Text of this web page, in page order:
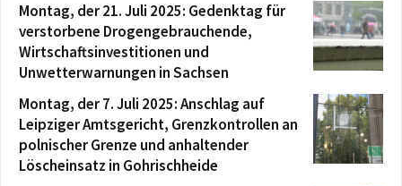
Montag, der 21. Juli 2025: Gedenktag für
verstorbene Drogengebrauchende,
Wirtschaftsinvestitionen und
Unwetterwarnungen in Sachsen
Montag, der 7. Juli 2025: Anschlag auf
Leipziger Amtsgericht, Grenzkontrollen an
polnischer Grenze und anhaltender
Löscheinsatz in Gohrischheide